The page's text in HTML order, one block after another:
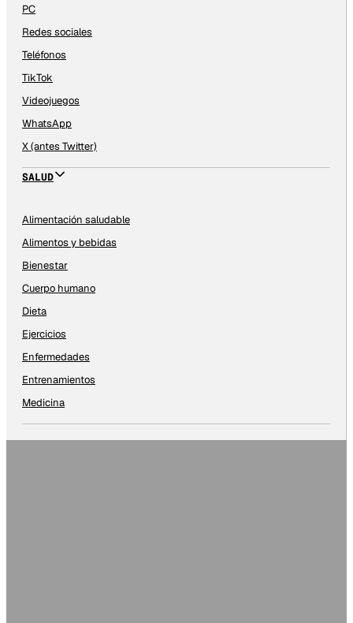
PC
Redes sociales
Teléfonos
TikTok
Videojuegos
WhatsApp
X (antes Twitter)
SALUD
Alimentación saludable
Alimentos y bebidas
Bienestar
Cuerpo humano
Dieta
Ejercicios
Enfermedades
Entrenamientos
Medicina